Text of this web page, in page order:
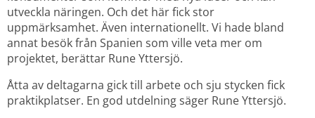
utveckla näringen. Och det här fick stor
uppmärksamhet. Även internationellt. Vi hade bland
annat besök från Spanien som ville veta mer om
projektet, berättar Rune Yttersjö.
Åtta av deltagarna gick till arbete och sju stycken fick
praktikplatser. En god utdelning säger Rune Yttersjö.